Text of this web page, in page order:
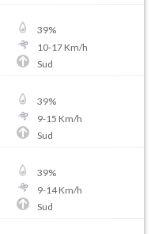
39%
10-17Km/h
Sud
39%
9-15 Km/h
Sud
39%
9-14Km/h
Sud